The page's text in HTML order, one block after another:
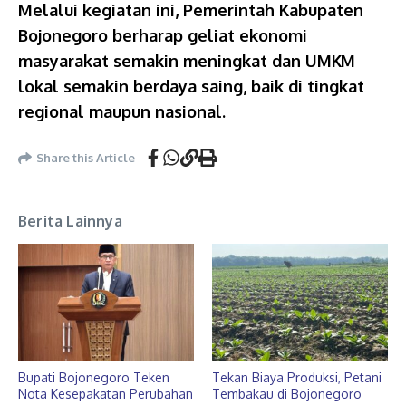
Melalui kegiatan ini, Pemerintah Kabupaten
Bojonegoro berharap geliat ekonomi
masyarakat semakin meningkat dan UMKM
lokal semakin berdaya saing, baik di tingkat
regional maupun nasional.
Share this Article
Berita Lainnya
Bupati Bojonegoro Teken
Nota Kesepakatan Perubahan
Tekan Biaya Produksi, Petani
Tembakau di Bojonegoro